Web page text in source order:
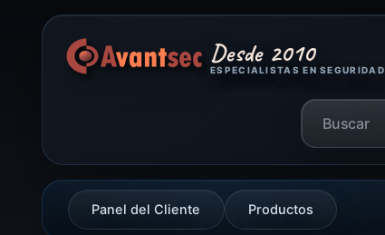
Desde 2010
ESPECIALISTAS EN SEGURIDAD
Panel del Cliente Productos